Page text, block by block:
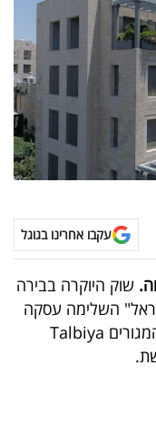
עקבו אחרינו בגוגל
שוק היוקרה בבירה
השלימה עסקה
חדשה המשקפת מחיר שיא בפרויקט המגורים Talbiya